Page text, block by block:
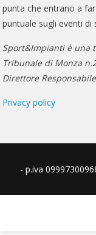
punta che entrano a
puntuale sugli eventi di
Sport&Impianti è una
Tribunale di Monza
Direttore
Privacy policy
- p.iva